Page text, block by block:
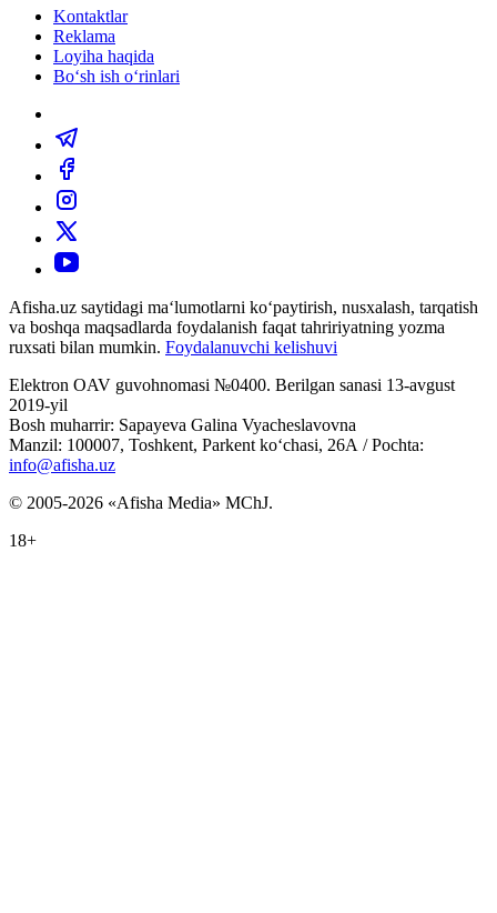
Kontaktlar
Reklama
Loyiha haqida
Bo‘sh ish o‘rinlari
Afisha.uz saytidagi ma‘lumotlarni ko‘paytirish, nusxalash, tarqatish
va boshqa maqsadlarda foydalanish faqat tahririyatning yozma
ruxsati bilan mumkin. Foydalanuvchi kelishuvi
Elektron OAV guvohnomasi №0400. Berilgan sanasi 13-avgust
2019-yil
Bosh muharrir: Sapayeva Galina Vyacheslavovna
Manzil: 100007, Toshkent, Parkent ko‘chasi, 26А / Pochta:
info@afisha.uz
© 2005-2026 «Afisha Media» MChJ.
18+